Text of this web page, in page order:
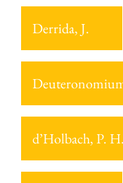
Derrida, J.
d’Holbach, P.